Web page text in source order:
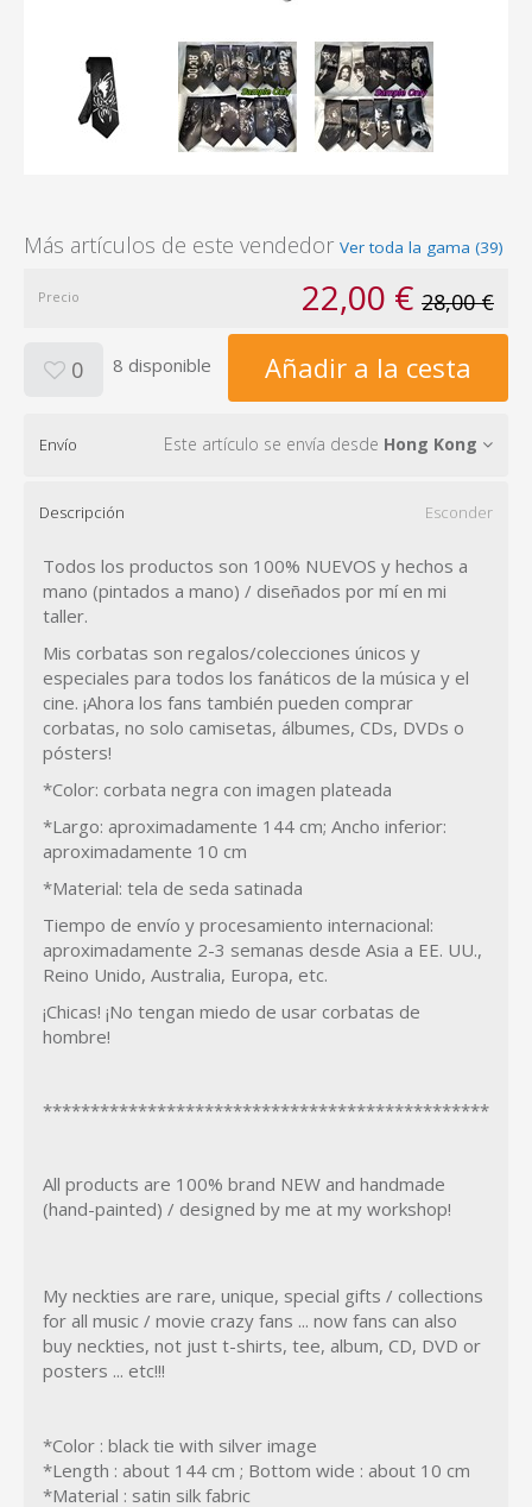
Más artículos de este vendedor Ver toda la gama (39)
Precio 22,00 € 28,00 €
0 8 disponible Añadir a la cesta
Envío Este artículo se envía desde Hong Kong
Descripción Esconder
Todos los productos son 100% NUEVOS y hechos a
mano (pintados a mano) / diseñados por mí en mi
taller.
Mis corbatas son regalos/colecciones únicos y
especiales para todos los fanáticos de la música y el
cine. ¡Ahora los fans también pueden comprar
corbatas, no solo camisetas, álbumes, CDs, DVDs o
pósters!
*Color: corbata negra con imagen plateada
*Largo: aproximadamente 144 cm; Ancho inferior:
aproximadamente 10 cm
*Material: tela de seda satinada
Tiempo de envío y procesamiento internacional:
aproximadamente 2-3 semanas desde Asia a EE. UU.,
Reino Unido, Australia, Europa, etc.
¡Chicas! ¡No tengan miedo de usar corbatas de
hombre!
***********************************************
All products are 100% brand NEW and handmade
(hand-painted) / designed by me at my workshop!
My neckties are rare, unique, special gifts / collections
for all music / movie crazy fans ... now fans can also
buy neckties, not just t-shirts, tee, album, CD, DVD or
posters ... etc!!!
*Color : black tie with silver image
*Length : about 144 cm ; Bottom wide : about 10 cm
*Material : satin silk fabric